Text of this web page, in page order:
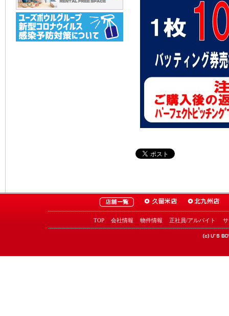
TOP 会社情報 物件情報 正社員/アルバイト